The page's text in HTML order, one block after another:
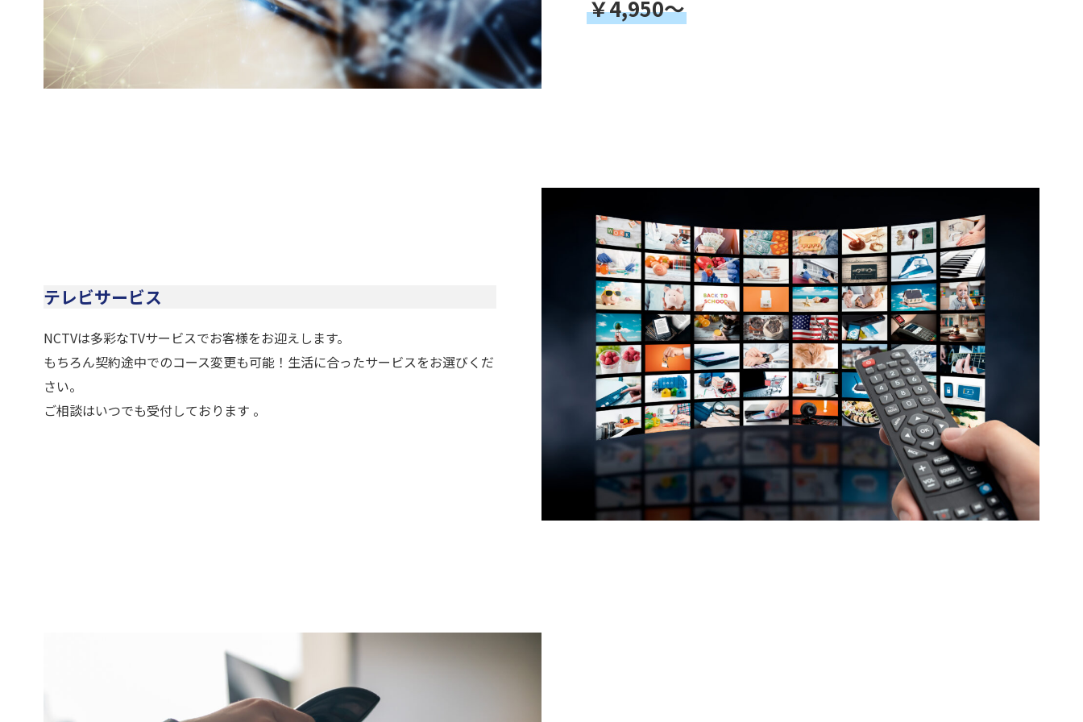
￥4,950～
テレビサービス
NCTVは多彩なTVサービスでお客様をお迎えします。
もちろん契約途中でのコース変更も可能！生活に合ったサービスをお選びくだ
さい。
ご相談はいつでも受付しております 。